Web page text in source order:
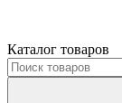
Каталог товаров